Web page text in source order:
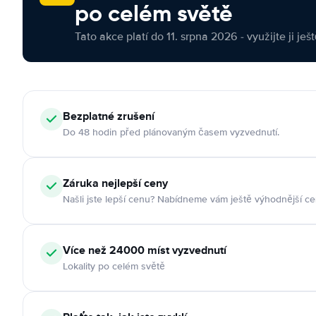
po celém světě
Tato akce platí do 11. srpna 2026 - využijte ji
Bezplatné zrušení
Do 48 hodin před plánovaným časem vyzvednutí.
Záruka nejlepší ceny
Našli jste lepší cenu? Nabídneme vám ještě výhodnější
Více než 24000 míst vyzvednutí
Lokality po celém světě